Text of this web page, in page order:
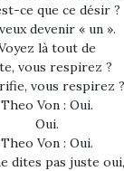
ce que ce désir ?
devenir « un ».
là tout de
vous respirez ?
vous respirez ?
Theo Von : Oui.
Oui.
Theo Von : Oui.
dites pas juste oui,